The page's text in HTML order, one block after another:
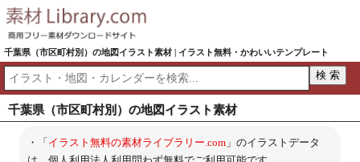
千葉県（市区町村別）の地図イラスト素材 | イラスト無料・かわいいテンプレート
千葉県（市区町村別）の地図イラスト素材
・「イラスト無料の素材ライブラリー.com」のイラストデータ